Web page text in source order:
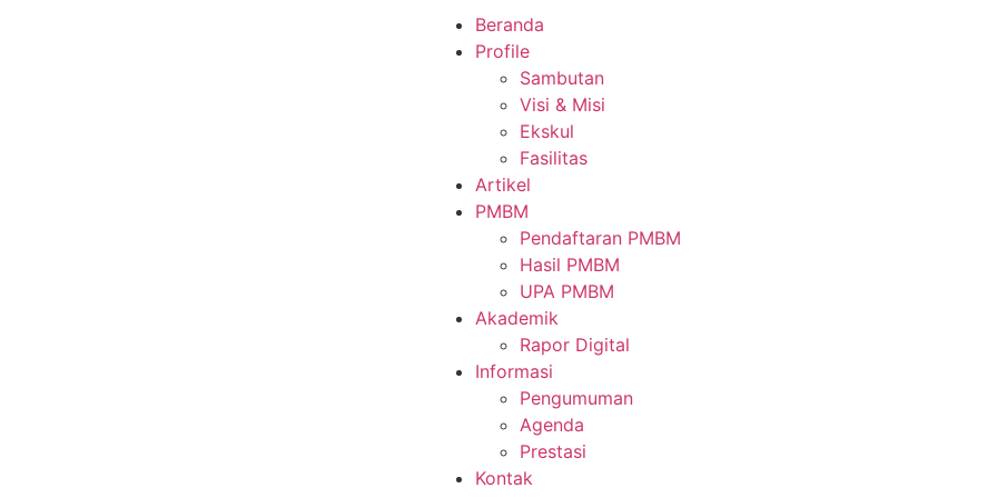
Beranda
Profile
Sambutan
Visi & Misi
Ekskul
Fasilitas
Artikel
PMBM
Pendaftaran PMBM
Hasil PMBM
UPA PMBM
Akademik
Rapor Digital
Informasi
Pengumuman
Agenda
Prestasi
Kontak